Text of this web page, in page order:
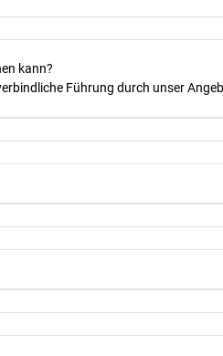
kann?
Führung durch unser